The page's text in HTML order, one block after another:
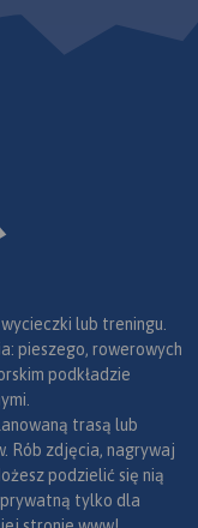
lub treningu.
pieszego, rowerowych
podkładzie
trasą lub
Rób zdjęcia, nagrywaj
podzielić się nią
prywatną tylko dla